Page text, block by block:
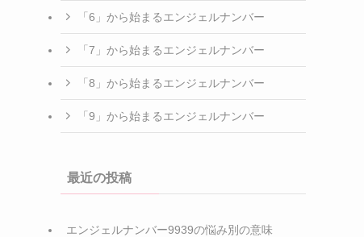
「6」から始まるエンジェルナンバー
「7」から始まるエンジェルナンバー
「8」から始まるエンジェルナンバー
「9」から始まるエンジェルナンバー
最近の投稿
エンジェルナンバー9939の悩み別の意味